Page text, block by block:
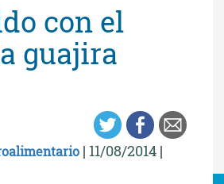
con el
guajira
| 11/08/2014 |